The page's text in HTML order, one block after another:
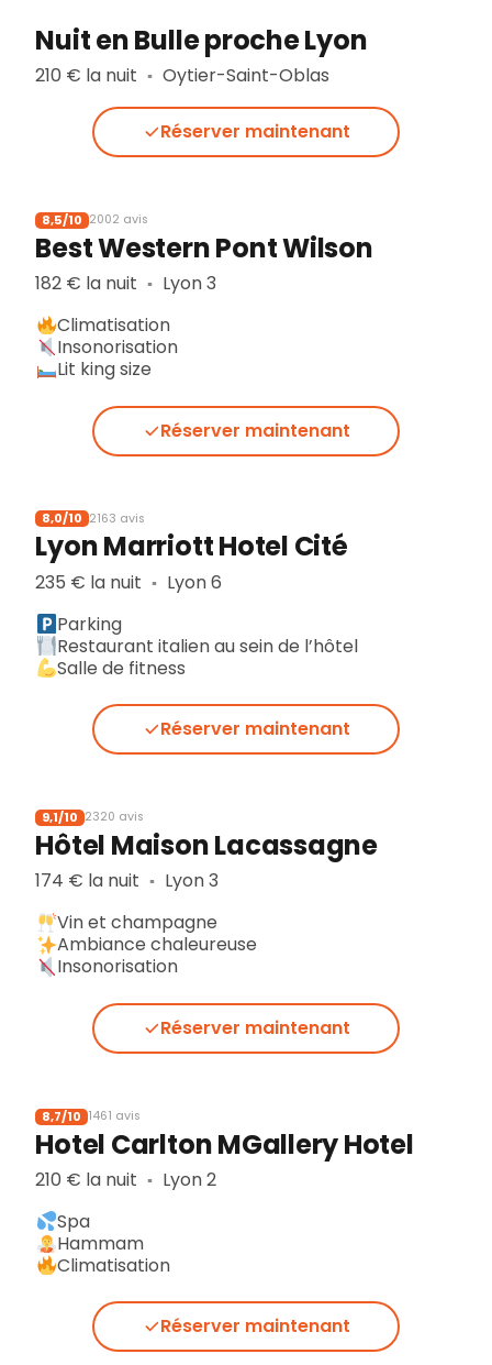
Nuit en Bulle proche Lyon
210 € la nuit ▪︎ Oytier-Saint-Oblas
Réserver maintenant
8,5/10 2002 avis
Best Western Pont Wilson
182 € la nuit ▪︎ Lyon 3
Climatisation
Insonorisation
Lit king size
Réserver maintenant
8,0/10 2163 avis
Lyon Marriott Hotel Cité
235 € la nuit ▪︎ Lyon 6
Parking
Restaurant italien au sein de l’hôtel
Salle de fitness
Réserver maintenant
9,1/10 2320 avis
Hôtel Maison Lacassagne
174 € la nuit ▪︎ Lyon 3
Vin et champagne
Ambiance chaleureuse
Insonorisation
Réserver maintenant
8,7/10 1461 avis
Hotel Carlton MGallery Hotel
210 € la nuit ▪︎ Lyon 2
Spa
Hammam
Climatisation
Réserver maintenant